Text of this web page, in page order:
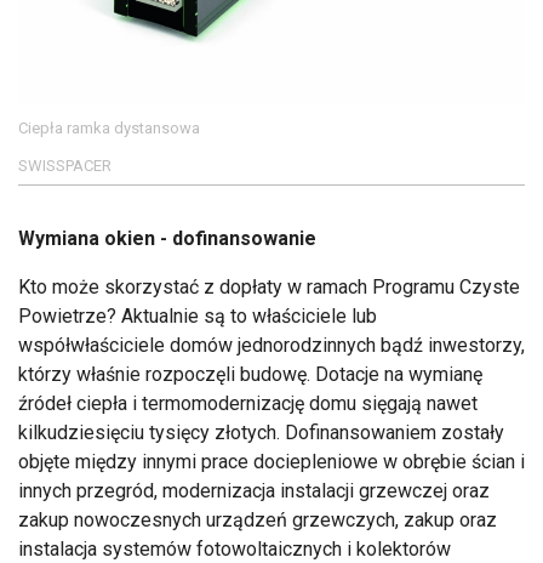
Ciepła ramka dystansowa
SWISSPACER
Wymiana okien - dofinansowanie
Kto może skorzystać z dopłaty w ramach Programu Czyste
Powietrze? Aktualnie są to właściciele lub
współwłaściciele domów jednorodzinnych bądź inwestorzy,
którzy właśnie rozpoczęli budowę. Dotacje na wymianę
źródeł ciepła i termomodernizację domu sięgają nawet
kilkudziesięciu tysięcy złotych. Dofinansowaniem zostały
objęte między innymi prace dociepleniowe w obrębie ścian i
innych przegród, modernizacja instalacji grzewczej oraz
zakup nowoczesnych urządzeń grzewczych, zakup oraz
instalacja systemów fotowoltaicznych i kolektorów